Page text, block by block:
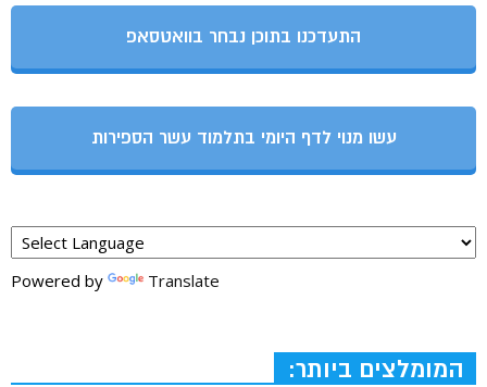
התעדכנו בתוכן נבחר בוואטסאפ
עשו מנוי לדף היומי בתלמוד עשר הספירות
Powered by Translate
המומלצים ביותר: